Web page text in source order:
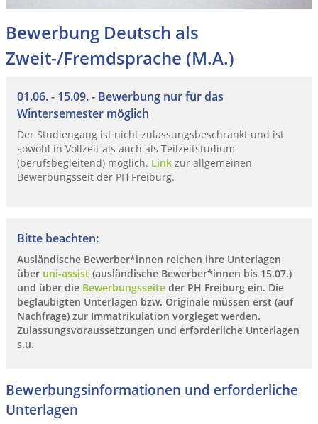
Bewerbung Deutsch als
Zweit-/Fremdsprache (M.A.)
01.06. - 15.09. - Bewerbung nur für das
Wintersemester möglich
Der Studiengang ist nicht zulassungsbeschränkt und ist
sowohl in Vollzeit als auch als Teilzeitstudium
(berufsbegleitend) möglich. Link zur allgemeinen
Bewerbungsseit der PH Freiburg.
Bitte beachten:
Ausländische Bewerber*innen reichen ihre Unterlagen
über uni-assist (ausländische Bewerber*innen bis 15.07.)
und über die Bewerbungsseite der PH Freiburg ein. Die
beglaubigten Unterlagen bzw. Originale müssen erst (auf
Nachfrage) zur Immatrikulation vorgleget werden.
Zulassungsvoraussetzungen und erforderliche Unterlagen
s.u.
Bewerbungsinformationen und erforderliche
Unterlagen